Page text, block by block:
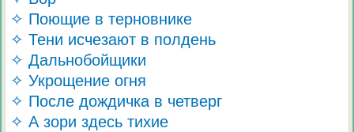
✧ Поющие в терновнике
✧ Тени исчезают в полдень
✧ Дальнобойщики
✧ Укрощение огня
✧ После дождичка в четверг
✧ А зори здесь тихие